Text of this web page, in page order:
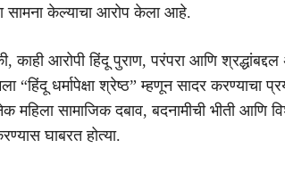
सामना केल्याचा आरोप केला आहे.
आरोपी हिंदू पुराण, परंपरा आणि श्रद्धांबद्दल
“हिंदू धर्मापेक्षा श्रेष्ठ” म्हणून सादर करण्याचा
सामाजिक दबाव, बदनामीची भीती आणि
घाबरत होत्या.